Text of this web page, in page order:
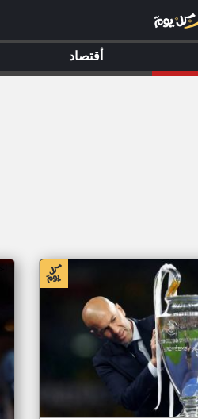
أقتصاد